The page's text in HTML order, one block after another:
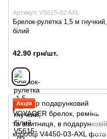
Артикул: V5615-02 AXL
Брелок-рулетка 1,5 м гнучкий,
білий
42.90 грн/шт.
Акція